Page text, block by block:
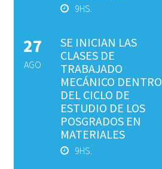
9HS.
27
AGO
SE INICIAN LAS
CLASES DE
TRABAJADO
MECÁNICO DENTRO
DEL CICLO DE
ESTUDIO DE LOS
POSGRADOS EN
MATERIALES
9HS.